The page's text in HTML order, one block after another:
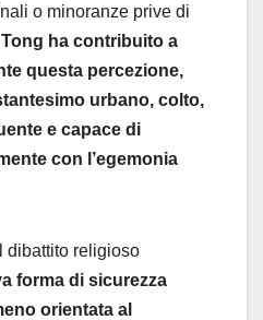
o minoranze prive di
Tong ha contribuito a
questa percezione,
urbano, colto,
e capace di
con l’egemonia
dibattito religioso
forma di sicurezza
orientata al